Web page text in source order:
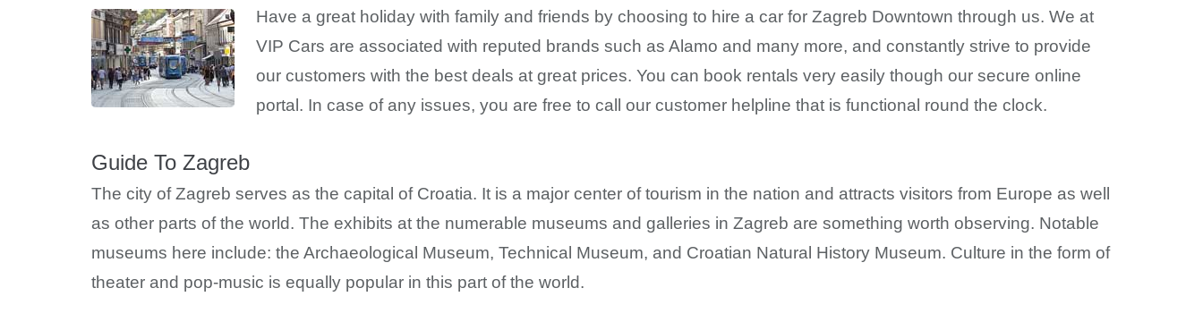
Have a great holiday with family and friends by choosing to hire a car for Zagreb Downtown through us. We at
VIP Cars are associated with reputed brands such as Alamo and many more, and constantly strive to provide
our customers with the best deals at great prices. You can book rentals very easily though our secure online
portal. In case of any issues, you are free to call our customer helpline that is functional round the clock.
Guide To Zagreb
The city of Zagreb serves as the capital of Croatia. It is a major center of tourism in the nation and attracts visitors from Europe as well
as other parts of the world. The exhibits at the numerable museums and galleries in Zagreb are something worth observing. Notable
museums here include: the Archaeological Museum, Technical Museum, and Croatian Natural History Museum. Culture in the form of
theater and pop-music is equally popular in this part of the world.